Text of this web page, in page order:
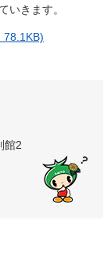
いきます。
78.1KB)
館2